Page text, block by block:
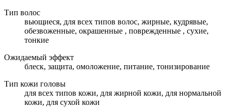
Тип волос
вьющиеся, для всех типов волос, жирные, кудрявые,
обезвоженные, окрашенные , поврежденные , сухие,
тонкие
Ожидаемый эффект
блеск, защита, омоложение, питание, тонизирование
Тип кожи головы
для всех типов кожи, для жирной кожи, для нормальной
кожи, для сухой кожи